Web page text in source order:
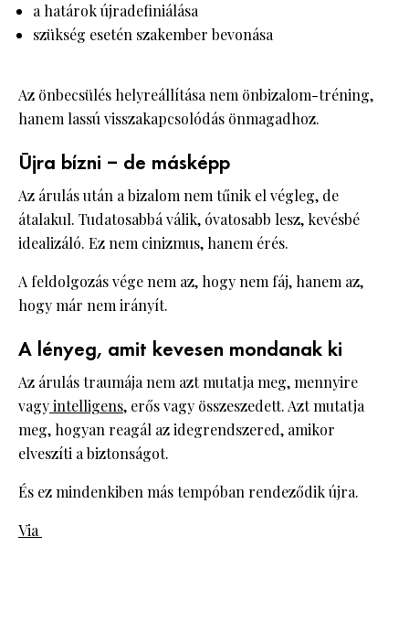
a határok újradefiniálása
szükség esetén szakember bevonása
Az önbecsülés helyreállítása nem önbizalom-tréning,
hanem lassú visszakapcsolódás önmagadhoz.
Újra bízni – de másképp
Az árulás után a bizalom nem tűnik el végleg, de
átalakul. Tudatosabbá válik, óvatosabb lesz, kevésbé
idealizáló. Ez nem cinizmus, hanem érés.
A feldolgozás vége nem az, hogy nem fáj, hanem az,
hogy már nem irányít.
A lényeg, amit kevesen mondanak ki
Az árulás traumája nem azt mutatja meg, mennyire
vagyintelligens, erős vagy összeszedett. Azt mutatja
meg, hogyan reagál az idegrendszered, amikor
elveszíti a biztonságot.
És ez mindenkiben más tempóban rendeződik újra.
Via